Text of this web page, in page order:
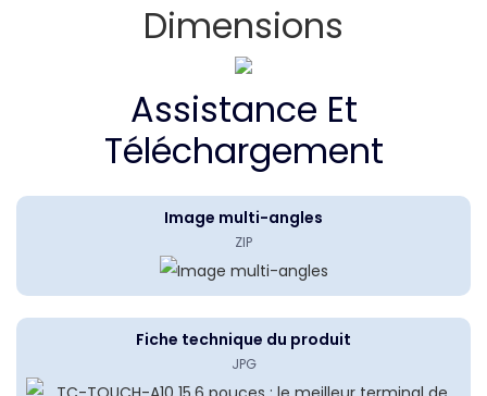
Dimensions
Assistance Et
Téléchargement
Image multi-angles
ZIP
Fiche technique du produit
JPG